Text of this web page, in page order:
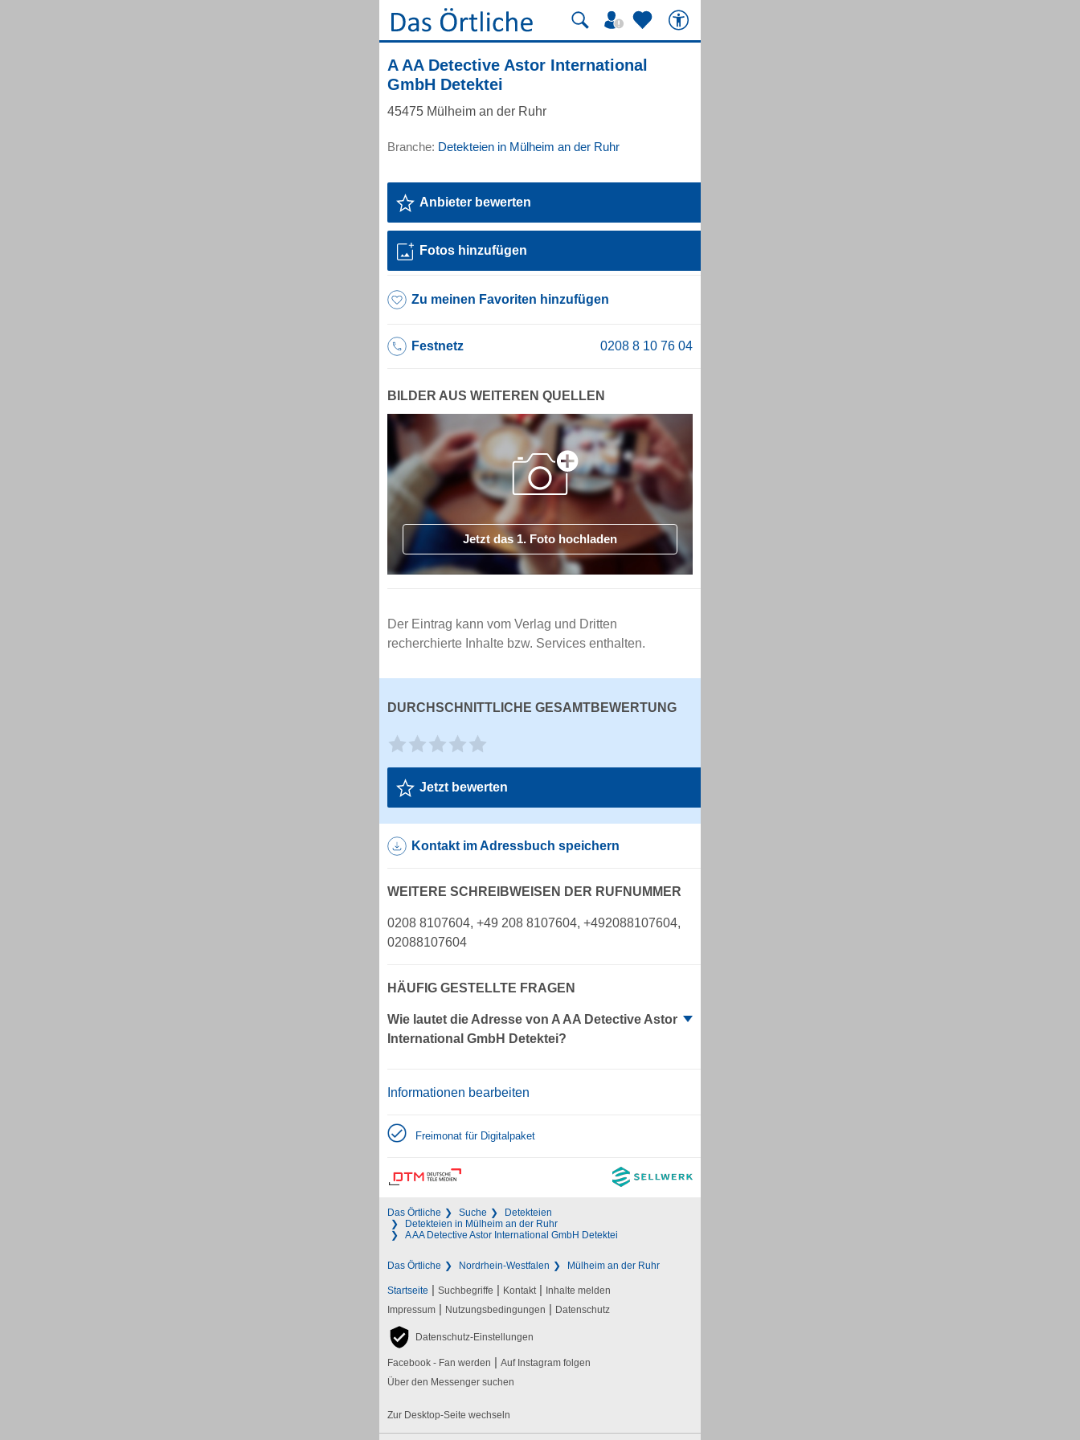
A AA Detective Astor International
GmbH Detektei
45475 Mülheim an der Ruhr
Branche: Detekteien in Mülheim an der Ruhr
Anbieter bewerten
Fotos hinzufügen
Zu meinen Favoriten hinzufügen
Festnetz
BILDER AUS WEITEREN QUELLEN
Jetzt das 1. Foto hochladen
Der Eintrag kann vom Verlag und Dritten
recherchierte Inhalte bzw. Services enthalten.
DURCHSCHNITTLICHE GESAMTBEWERTUNG
Jetzt bewerten
Kontakt im Adressbuch speichern
WEITERE SCHREIBWEISEN DER RUFNUMMER
0208 8107604, +49 208 8107604, +492088107604,
02088107604
HÄUFIG GESTELLTE FRAGEN
Wie lautet die Adresse von A AA Detective Astor
International GmbH Detektei?
Informationen bearbeiten
Freimonat für Digitalpaket
Das Örtliche Suche
Detekteien
Detekteien in Mülheim an der Ruhr
A AA Detective Astor International GmbH Detektei
Das Örtliche Nordrhein-Westfalen Mülheim an der Ruhr
Startseite | Suchbegriffe | Kontakt | Inhalte melden
Impressum | Nutzungsbedingungen | Datenschutz
Datenschutz-Einstellungen
Facebook - Fan werden | Auf Instagram folgen
Über den Messenger suchen
Zur Desktop-Seite wechseln